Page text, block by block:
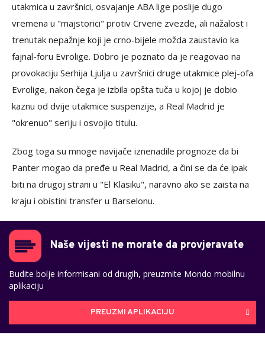
utakmica u završnici, osvajanje ABA lige poslije dugo
vremena u "majstorici" protiv Crvene zvezde, ali nažalost i
trenutak nepažnje koji je crno-bijele možda zaustavio ka
fajnal-foru Evrolige. Dobro je poznato da je reagovao na
provokaciju Serhija Ljulja u završnici druge utakmice plej-ofa
Evrolige, nakon čega je izbila opšta tuča u kojoj je dobio
kaznu od dvije utakmice suspenzije, a Real Madrid je
"okrenuo" seriju i osvojio titulu.
Zbog toga su mnoge navijače iznenadile prognoze da bi
Panter mogao da pređe u Real Madrid, a čini se da će ipak
biti na drugoj strani u "El Klasiku", naravno ako se zaista na
kraju i obistini transfer u Barselonu.
Naše vijesti ne morate da provjeravate
Budite bolje informisani od drugih, preuzmite Mondo mobilnu
aplikaciju
PREUZMI APLIKACIJU